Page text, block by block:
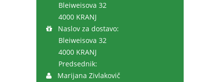
Bleiweisova 32
4000 KRANJ
Naslov za dostavo:
Bleiweisova 32
4000 KRANJ
Predsednik:
Marijana Zivlakovič